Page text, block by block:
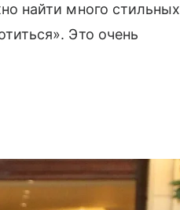
найти много стильных
Это очень